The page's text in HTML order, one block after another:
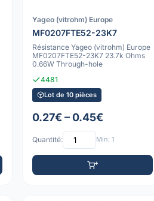
Yageo (vitrohm) Europe
MF0207FTE52-23K7
Résistance Yageo (vitrohm) Europe
MF0207FTE52-23K7 23.7k Ohms
0.66W Through-hole
4481
Lot de 10 pièces
0.27€ – 0.45€
Quantité: Min: 1